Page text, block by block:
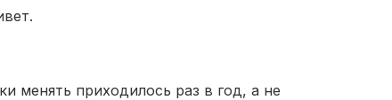
менять приходилось раз в год, а не